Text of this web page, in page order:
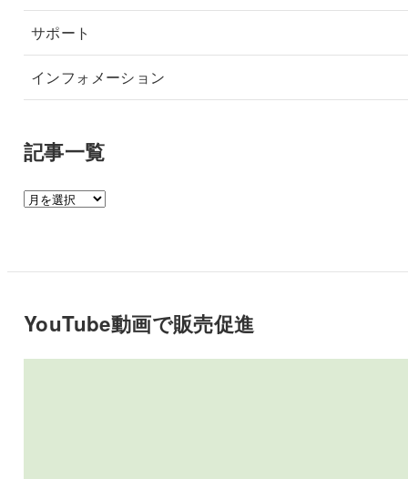
サポート
インフォメーション
記事一覧
記
YouTube動画で販売促進